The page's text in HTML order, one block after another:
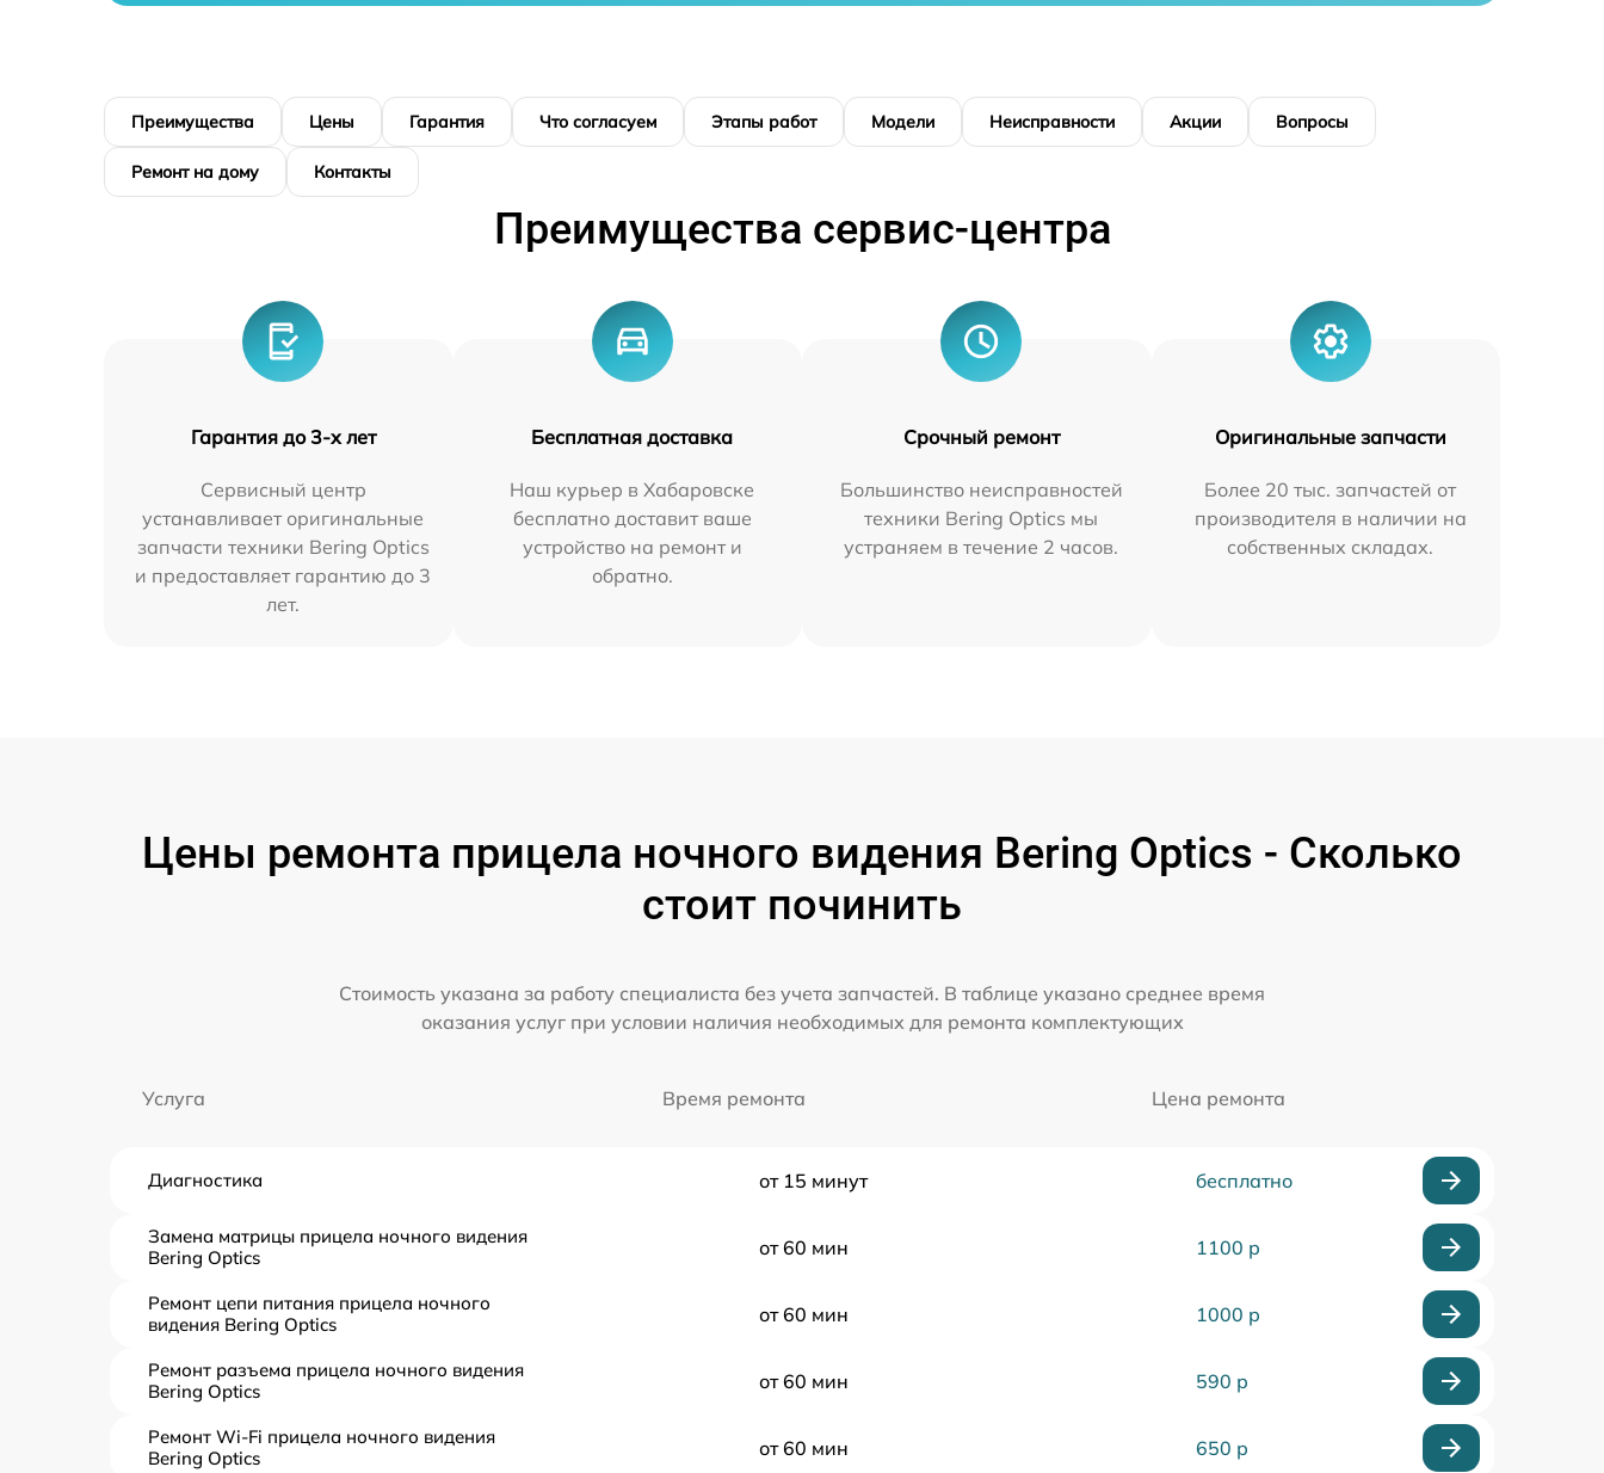
Преимущества Цены Гарантия Что согласуем Этапы работ Модели Неисправности Акции Вопросы
Ремонт на дому Контакты
Преимущества сервис-центра
Гарантия до 3-х лет
Сервисный центр
устанавливает оригинальные
запчасти техники Bering Optics
и предоставляет гарантию до 3
лет.
Бесплатная доставка
Наш курьер в Хабаровске
бесплатно доставит ваше
устройство на ремонт и
обратно.
Срочный ремонт
Большинство неисправностей
техники Bering Optics мы
устраняем в течение 2 часов.
Оригинальные запчасти
Более 20 тыс. запчастей от
производителя в наличии на
собственных складах.
Цены ремонта прицела ночного видения Bering Optics - Сколько
стоит починить
Стоимость указана за работу специалиста без учета запчастей. В таблице указано среднее время
оказания услуг при условии наличия необходимых для ремонта комплектующих
Услуга Время ремонта Цена ремонта
Диагностика от 15 минут бесплатно
Замена матрицы прицела ночного видения
Bering Optics
от 60 мин 1100 р
Ремонт цепи питания прицела ночного
видения Bering Optics
от 60 мин 1000 р
Ремонт разъема прицела ночного видения
Bering Optics
от 60 мин 590 р
Ремонт Wi-Fi прицела ночного видения
Bering Optics
от 60 мин 650 р